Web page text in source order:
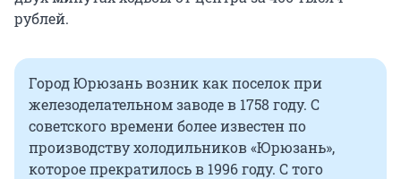
рублей.
Город Юрюзань возник как поселок при
железоделательном заводе в 1758 году. С
советского времени более известен по
производству холодильников «Юрюзань»,
которое прекратилось в 1996 году. С того